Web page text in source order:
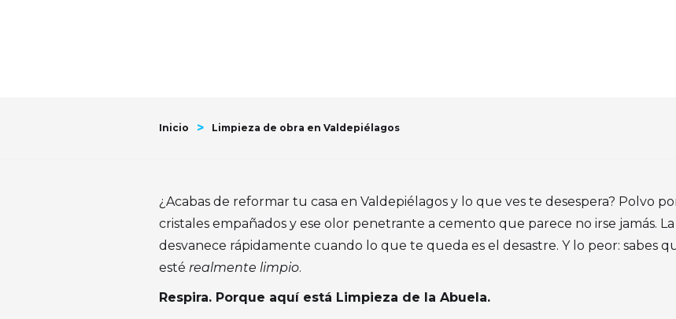
Inicio > Limpieza de obra en Valdepiélagos
¿Acabas de reformar tu casa en Valdepiélagos y lo que ves te desespera? Polvo
cristales empañados y ese olor penetrante a cemento que parece no irse jamás.
desvanece rápidamente cuando lo que te queda es el desastre. Y lo peor: sabes
esté realmente limpio.
Respira. Porque aquí está Limpieza de la Abuela.